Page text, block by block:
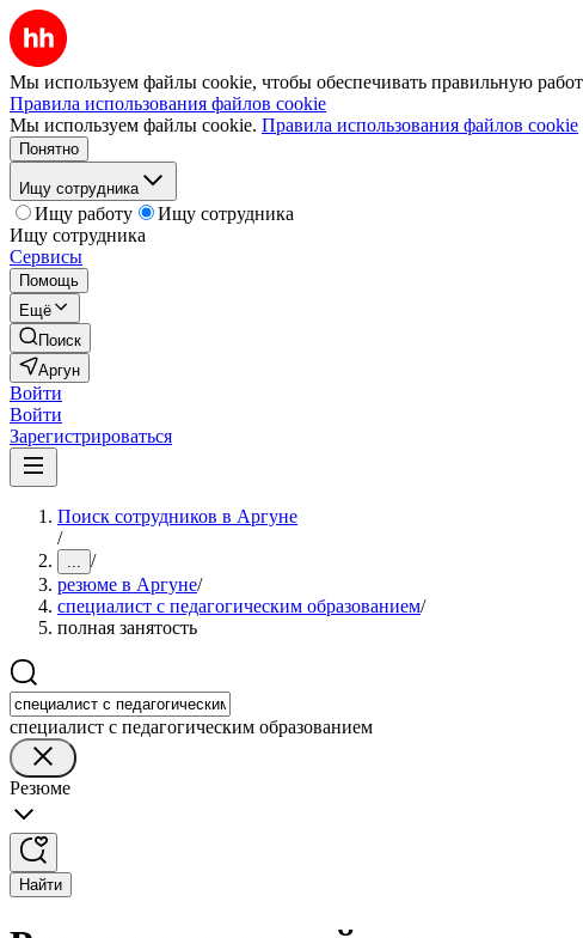
Мы используем файлы cookie, чтобы обеспечивать правильную
Правила использования файлов cookie
Мы используем файлы cookie. Правила использования файлов cookie
Понятно
Ищу сотрудника
Ищу работу
Ищу сотрудника
Ищу сотрудника
Сервисы
Помощь
Ещё
Поиск
Аргун
Войти
Войти
Зарегистрироваться
Поиск сотрудников в Аргуне
/
... /
резюме в Аргуне/
специалист с педагогическим образованием/
полная занятость
специалист с педагогическим образованием
Резюме
Найти